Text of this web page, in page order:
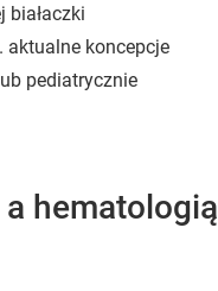
białaczki
aktualne koncepcje
pediatrycznie
hematologią